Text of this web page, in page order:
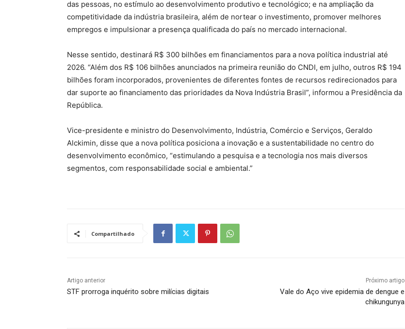
das pessoas, no estímulo ao desenvolvimento produtivo e tecnológico; e na ampliação da
competitividade da indústria brasileira, além de nortear o investimento, promover melhores
empregos e impulsionar a presença qualificada do país no mercado internacional.
Nesse sentido, destinará R$ 300 bilhões em financiamentos para a nova política industrial até
2026. “Além dos R$ 106 bilhões anunciados na primeira reunião do CNDI, em julho, outros R$ 194
bilhões foram incorporados, provenientes de diferentes fontes de recursos redirecionados para
dar suporte ao financiamento das prioridades da Nova Indústria Brasil”, informou a Presidência da
República.
Vice-presidente e ministro do Desenvolvimento, Indústria, Comércio e Serviços, Geraldo
Alckimin, disse que a nova política posiciona a inovação e a sustentabilidade no centro do
desenvolvimento econômico, “estimulando a pesquisa e a tecnologia nos mais diversos
segmentos, com responsabilidade social e ambiental.”
Compartilhado
Artigo anterior
STF prorroga inquérito sobre milícias digitais
Próximo artigo
Vale do Aço vive epidemia de dengue e
chikungunya